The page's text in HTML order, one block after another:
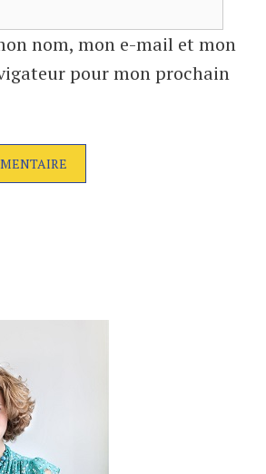
nom, mon e-mail et mon
pour mon prochain